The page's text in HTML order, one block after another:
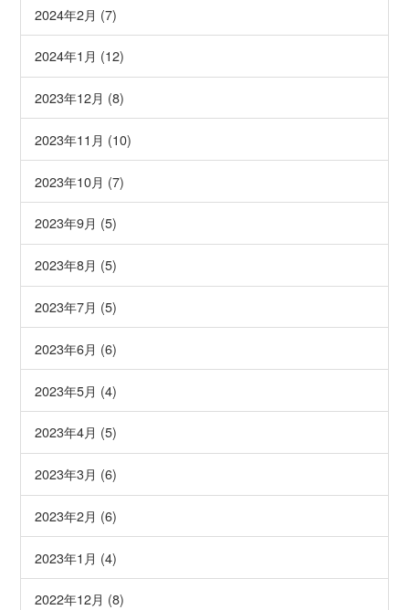
2024年2月 (7)
2024年1月 (12)
2023年12月 (8)
2023年11月 (10)
2023年10月 (7)
2023年9月 (5)
2023年8月 (5)
2023年7月 (5)
2023年6月 (6)
2023年5月 (4)
2023年4月 (5)
2023年3月 (6)
2023年2月 (6)
2023年1月 (4)
2022年12月 (8)